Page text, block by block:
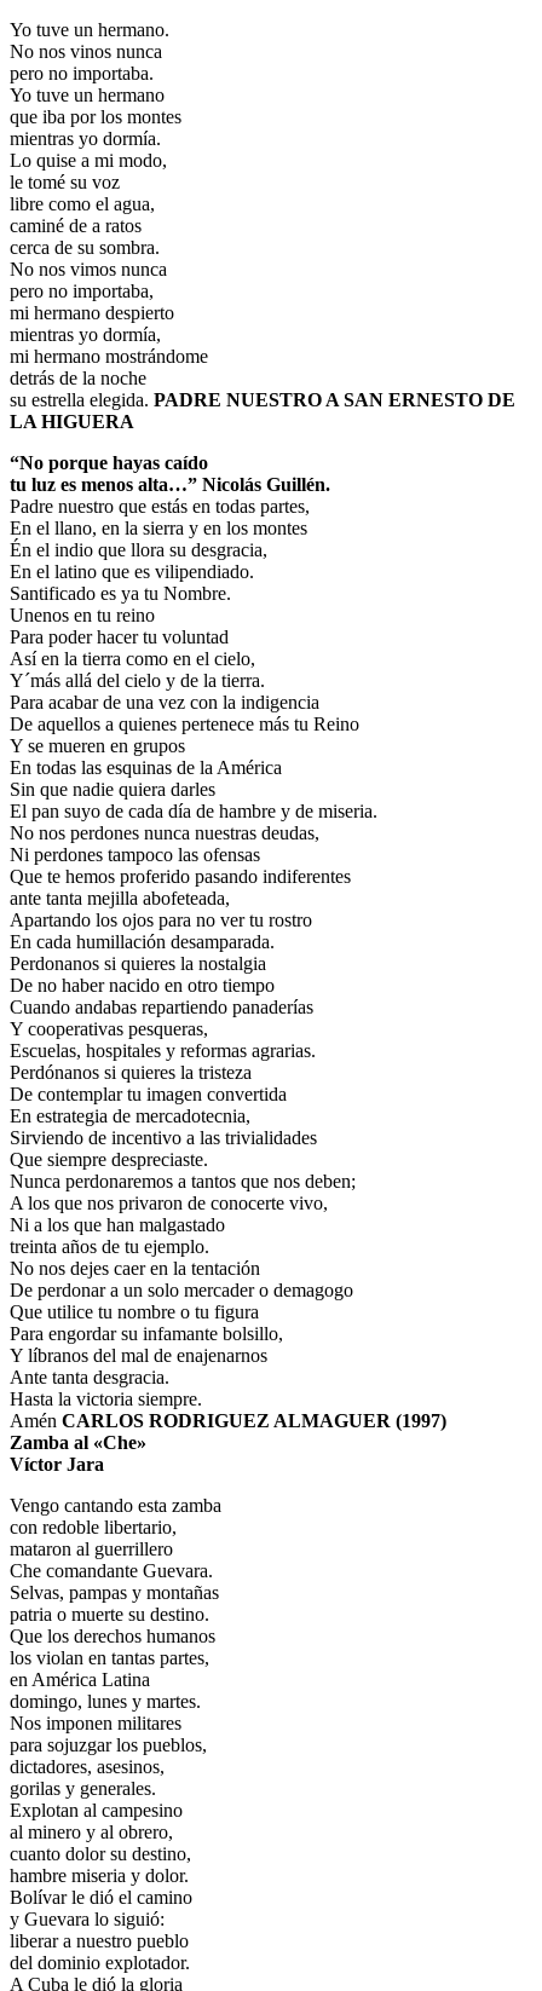
Yo tuve un hermano.
No nos vinos nunca
pero no importaba.
Yo tuve un hermano
que iba por los montes
mientras yo dormía.
Lo quise a mi modo,
le tomé su voz
libre como el agua,
caminé de a ratos
cerca de su sombra.
No nos vimos nunca
pero no importaba,
mi hermano despierto
mientras yo dormía,
mi hermano mostrándome
detrás de la noche
su estrella elegida. PADRE NUESTRO A SAN ERNESTO DE
LA HIGUERA
“No porque hayas caído
tu luz es menos alta…” Nicolás Guillén.
Padre nuestro que estás en todas partes,
En el llano, en la sierra y en los montes
Én el indio que llora su desgracia,
En el latino que es vilipendiado.
Santificado es ya tu Nombre.
Unenos en tu reino
Para poder hacer tu voluntad
Así en la tierra como en el cielo,
Y´más allá del cielo y de la tierra.
Para acabar de una vez con la indigencia
De aquellos a quienes pertenece más tu Reino
Y se mueren en grupos
En todas las esquinas de la América
Sin que nadie quiera darles
El pan suyo de cada día de hambre y de miseria.
No nos perdones nunca nuestras deudas,
Ni perdones tampoco las ofensas
Que te hemos proferido pasando indiferentes
ante tanta mejilla abofeteada,
Apartando los ojos para no ver tu rostro
En cada humillación desamparada.
Perdonanos si quieres la nostalgia
De no haber nacido en otro tiempo
Cuando andabas repartiendo panaderías
Y cooperativas pesqueras,
Escuelas, hospitales y reformas agrarias.
Perdónanos si quieres la tristeza
De contemplar tu imagen convertida
En estrategia de mercadotecnia,
Sirviendo de incentivo a las trivialidades
Que siempre despreciaste.
Nunca perdonaremos a tantos que nos deben;
A los que nos privaron de conocerte vivo,
Ni a los que han malgastado
treinta años de tu ejemplo.
No nos dejes caer en la tentación
De perdonar a un solo mercader o demagogo
Que utilice tu nombre o tu figura
Para engordar su infamante bolsillo,
Y líbranos del mal de enajenarnos
Ante tanta desgracia.
Hasta la victoria siempre.
Amén CARLOS RODRIGUEZ ALMAGUER (1997)
Zamba al «Che»
Víctor Jara
Vengo cantando esta zamba
con redoble libertario,
mataron al guerrillero
Che comandante Guevara.
Selvas, pampas y montañas
patria o muerte su destino.
Que los derechos humanos
los violan en tantas partes,
en América Latina
domingo, lunes y martes.
Nos imponen militares
para sojuzgar los pueblos,
dictadores, asesinos,
gorilas y generales.
Explotan al campesino
al minero y al obrero,
cuanto dolor su destino,
hambre miseria y dolor.
Bolívar le dió el camino
y Guevara lo siguió:
liberar a nuestro pueblo
del dominio explotador.
A Cuba le dió la gloria